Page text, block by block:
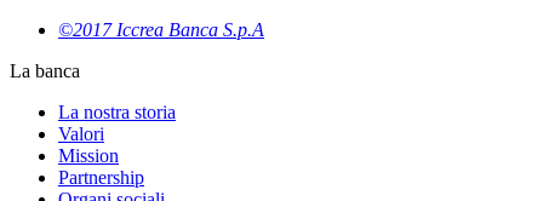
©2017 Iccrea Banca S.p.A
La banca
La nostra storia
Valori
Mission
Partnership